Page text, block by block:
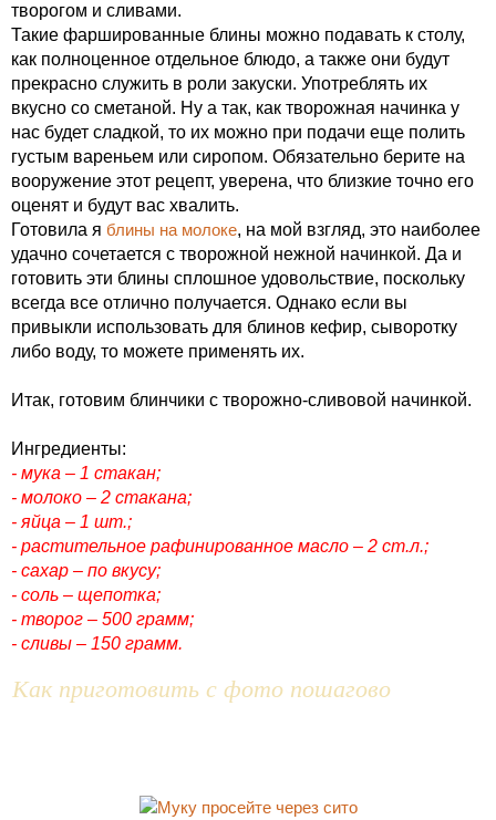
творогом и сливами.
Такие фаршированные блины можно подавать к столу,
как полноценное отдельное блюдо, а также они будут
прекрасно служить в роли закуски. Употреблять их
вкусно со сметаной. Ну а так, как творожная начинка у
нас будет сладкой, то их можно при подачи еще полить
густым вареньем или сиропом. Обязательно берите на
вооружение этот рецепт, уверена, что близкие точно его
оценят и будут вас хвалить.
Готовила я блины на молоке, на мой взгляд, это наиболее
удачно сочетается с творожной нежной начинкой. Да и
готовить эти блины сплошное удовольствие, поскольку
всегда все отлично получается. Однако если вы
привыкли использовать для блинов кефир, сыворотку
либо воду, то можете применять их.
Итак, готовим блинчики с творожно-сливовой начинкой.
Ингредиенты:
- мука – 1 стакан;
- молоко – 2 стакана;
- яйца – 1 шт.;
- растительное рафинированное масло – 2 ст.л.;
- сахар – по вкусу;
- соль – щепотка;
- творог – 500 грамм;
- сливы – 150 грамм.
Как приготовить с фото пошагово